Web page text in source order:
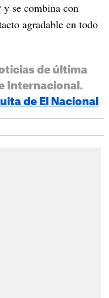
y se combina con
agradable en todo
de última
Internacional.
de El Nacional